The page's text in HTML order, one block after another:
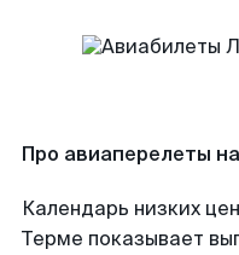
Про авиаперелеты
Календарь низких
Терме показывает